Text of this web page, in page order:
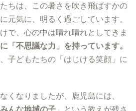
ちは、この暑さを吹き飛ばすかの
元気に、明るく過ごしています。
で、心の中は晴れ晴れとしてきま
「不思議な力」を持っています。
子どもたちの「はじける笑顔」に
くなりましたが、鹿児島には、
んな地域の子 」という教えが残さ